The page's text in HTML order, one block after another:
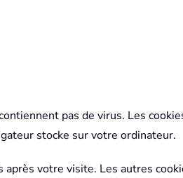
pas de virus. Les
stocke sur votre ordinateur.
votre visite. Les autres